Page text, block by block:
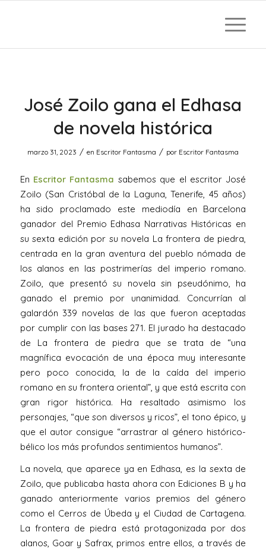
José Zoilo gana el Edhasa
de novela histórica
marzo 31, 2023 / en Escritor Fantasma / por Escritor Fantasma
En Escritor Fantasma sabemos que el escritor José
Zoilo (San Cristóbal de la Laguna, Tenerife, 45 años)
ha sido proclamado este mediodía en Barcelona
ganador del Premio Edhasa Narrativas Históricas en
su sexta edición por su novela La frontera de piedra,
centrada en la gran aventura del pueblo nómada de
los alanos en las postrimerías del imperio romano.
Zoilo, que presentó su novela sin pseudónimo, ha
ganado el premio por unanimidad. Concurrían al
galardón 339 novelas de las que fueron aceptadas
por cumplir con las bases 271. El jurado ha destacado
de La frontera de piedra que se trata de “una
magnífica evocación de una época muy interesante
pero poco conocida, la de la caída del imperio
romano en su frontera oriental”, y que está escrita con
gran rigor histórica. Ha resaltado asimismo los
personajes, “que son diversos y ricos”, el tono épico, y
que el autor consigue “arrastrar al género histórico-
bélico los más profundos sentimientos humanos”.
La novela, que aparece ya en Edhasa, es la sexta de
Zoilo, que publicaba hasta ahora con Ediciones B y ha
ganado anteriormente varios premios del género
como el Cerros de Úbeda y el Ciudad de Cartagena.
La frontera de piedra está protagonizada por dos
alanos, Goar y Safrax, primos entre ellos, a través de